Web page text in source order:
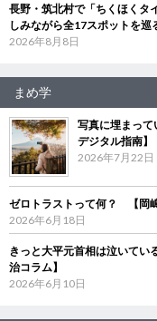
長野・筑北村で「ちくほくタ
しみながら全17スポットを巡
2026年8月8日
まめ学
写真に埋まっ
デジタル指南】
2026年7月22日
ゼロトラストって何？ 【岡
2026年6月18日
きっと大平元首相は泣いて
治コラム】
2026年6月10日